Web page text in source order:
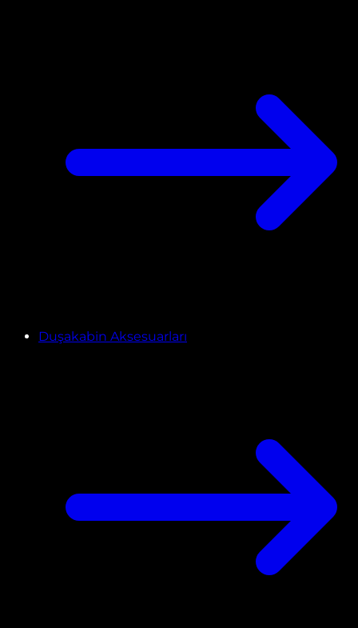
Duşakabin Aksesuarları